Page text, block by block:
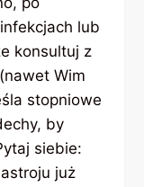
lub
konsultuj z
Wim
stopniowe
by
siebie:
już